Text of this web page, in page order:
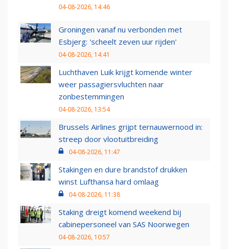
04-08-2026, 14:46
Groningen vanaf nu verbonden met
Esbjerg: 'scheelt zeven uur rijden'
04-08-2026, 14:41
Luchthaven Luik krijgt komende winter
weer passagiersvluchten naar
zonbestemmingen
04-08-2026, 13:54
Brussels Airlines grijpt ternauwernood in:
streep door vlootuitbreiding
04-08-2026, 11:47
Stakingen en dure brandstof drukken
winst Lufthansa hard omlaag
04-08-2026, 11:38
Staking dreigt komend weekend bij
cabinepersoneel van SAS Noorwegen
04-08-2026, 10:57